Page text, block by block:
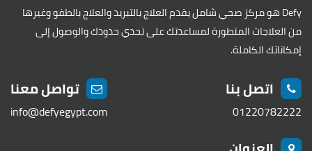
Defy هو مركز صحي شامل يقدم العلاج بالتبريد والعلاج بالطفو وغيرها
من العلاجات المتطورة لمساعدتك على تحدي حدودك والوصول إلى
إمكاناتك الكاملة.
اتصل بنا
01220782222
تواصل معنا
info@defyegypt.com